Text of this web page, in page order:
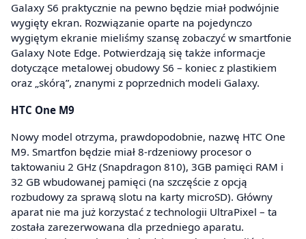
Galaxy S6 praktycznie na pewno będzie miał podwójnie
wygięty ekran. Rozwiązanie oparte na pojedynczo
wygiętym ekranie mieliśmy szansę zobaczyć w smartfonie
Galaxy Note Edge. Potwierdzają się także informacje
dotyczące metalowej obudowy S6 – koniec z plastikiem
oraz „skórą”, znanymi z poprzednich modeli Galaxy.
HTC One M9
Nowy model otrzyma, prawdopodobnie, nazwę HTC One
M9. Smartfon będzie miał 8-rdzeniowy procesor o
taktowaniu 2 GHz (Snapdragon 810), 3GB pamięci RAM i
32 GB wbudowanej pamięci (na szczęście z opcją
rozbudowy za sprawą slotu na karty microSD). Główny
aparat nie ma już korzystać z technologii UltraPixel – ta
została zarezerwowana dla przedniego aparatu.